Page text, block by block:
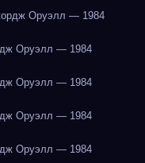
Оруэлл — 1984
Оруэлл — 1984
Оруэлл — 1984
Оруэлл — 1984
Оруэлл — 1984